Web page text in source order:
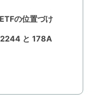
の位置づけ
と 178A